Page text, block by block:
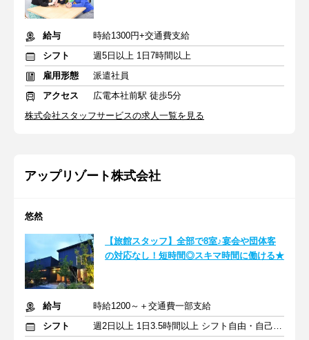
給与
時給1300円+交通費支給
シフト
週5日以上 1日7時間以上
雇用形態
派遣社員
アクセス
広電本社前駅 徒歩5分
株式会社スタッフサービスの求人一覧を見る
アップリゾート株式会社
悠然
【旅館スタッフ】全部で8室♪宴会や団体客
の対応なし！短時間◎スキマ時間に働ける★
給与
時給1200～＋交通費一部支給
シフト
週2日以上 1日3.5時間以上 シフト自由・自己申告